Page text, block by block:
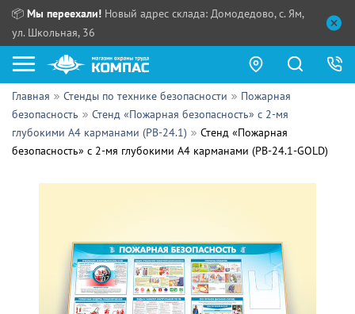
📦 Мы переехали! Новый адрес склада: Домодедово, с. Ям,
ул. Школьная, 36
Как купить?
Прайс-листы
Поставщикам
Выдача продукции:
Главная Стенды по технике безопасности
Пожарная
безопасность
Стенд «Пожарная безопасность» с 2-мя
глубокими А4 карманами (PB-24.1)
Стенд «Пожарная
безопасность» с 2-мя глубокими А4 карманами (PB-24.1-GOLD)